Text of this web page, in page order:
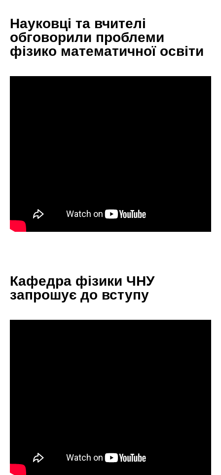
Науковці та вчителі
обговорили проблеми
фізико математичної освіти
Кафедра фізики ЧНУ
запрошує до вступу